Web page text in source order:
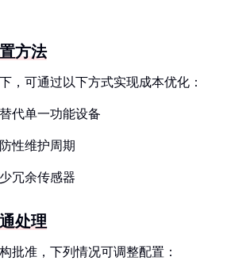
方法
，可通过以下方式实现成本优化：
代单一功能设备
性维护周期
冗余传感器
处理
批准，下列情况可调整配置：